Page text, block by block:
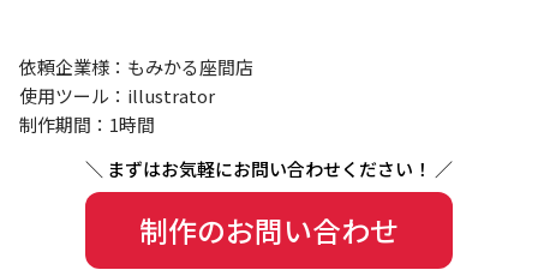
依頼企業様：もみかる座間店
使用ツール：illustrator
制作期間：1時間
制作のお問い合わせ